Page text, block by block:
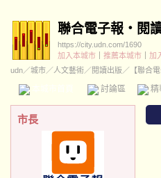
聯合電子報‧閱
https://city.udn.com/1690
加入本城市
推薦本城市 加
udn／城市／人文藝術／閱讀出版 ／ 【聯合
討論區 精
市長